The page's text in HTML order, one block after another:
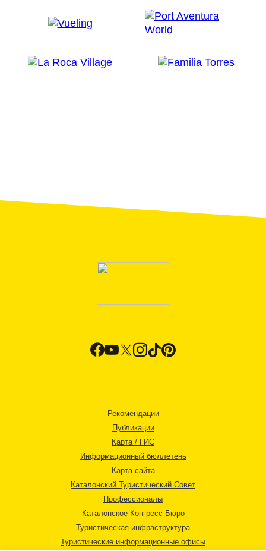
Рекомендации
Публикации
Карта / ГИС
Информационный бюллетень
Карта сайта
Каталонский Туристический Совет
Профессионалы
Каталонское Конгресс-Бюро
Туристическая инфраструктура
Туристические информационные офисы